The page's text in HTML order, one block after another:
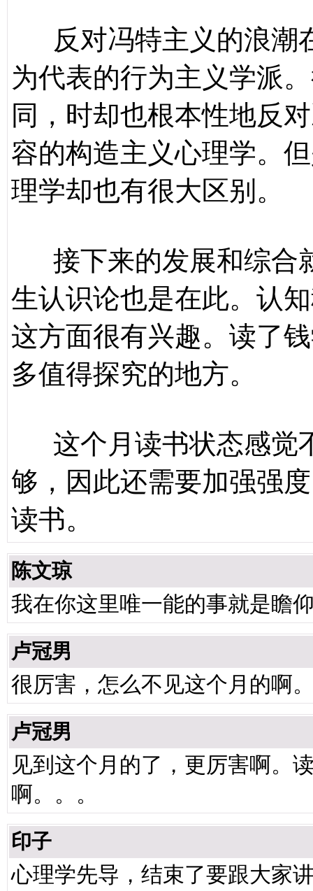
反对冯特主义的浪潮
为代表的行为主义学派
同，时却也根本性地反
容的构造主义心理学。
理学却也有很大区别。
接下来的发展和综合
生认识论也是在此。认
这方面很有兴趣。读了
多值得探究的地方。
这个月读书状态感觉
够，因此还需要加强强
读书。
陈文琼
我在你这里唯一能的事就是瞻
卢冠男
很厉害，怎么不见这个月的啊
卢冠男
见到这个月的了，更厉害啊。
啊。。。
印子
心理学先导，结束了要跟大家